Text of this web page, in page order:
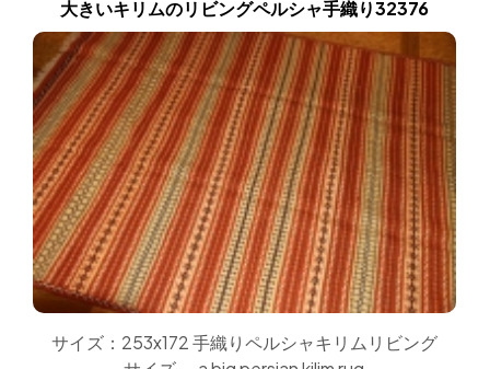
大きいキリムのリビングペルシャ手織り32376
サイズ：253x172 手織りペルシャキリムリビング